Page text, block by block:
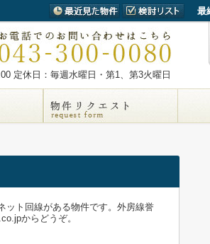
最
定休日：毎週水曜日・第1、第3火曜日
ット回線がある物件です。外房線誉
からどうぞ。